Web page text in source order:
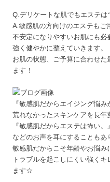
Q.デリケートな肌でもエステは
A.敏感肌の方向けのエステもご
不安定になりやすいお肌にも必
強く健やかに整えていきます。
お肌の状態、ご予算に合わせ
ます！
『敏感肌だからエイジング悩み
荒れなかったスキンケアを長年
『敏感肌だからエステは怖い。』
などのお声を耳にすることもあ
敏感肌だからこそ年齢やお悩
トラブルを起こしにくい強く
ます☆